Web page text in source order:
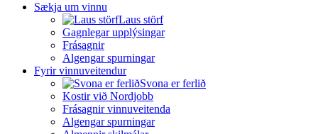
Sækja um vinnu
Laus störf
Gagnlegar upplýsingar
Frásagnir
Algengar spurningar
Fyrir vinnuveitendur
Svona er ferlið
Kostir við Nordjobb
Frásagnir vinnuveitenda
Algengar spurningar